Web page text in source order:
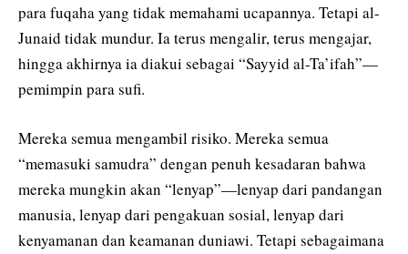
para fuqaha yang tidak memahami ucapannya. Tetapi al-
Junaid tidak mundur. Ia terus mengalir, terus mengajar,
hingga akhirnya ia diakui sebagai “Sayyid al-Ta’ifah”—
pemimpin para sufi.
Mereka semua mengambil risiko. Mereka semua
“memasuki samudra” dengan penuh kesadaran bahwa
mereka mungkin akan “lenyap”—lenyap dari pandangan
manusia, lenyap dari pengakuan sosial, lenyap dari
kenyamanan dan keamanan duniawi. Tetapi sebagaimana